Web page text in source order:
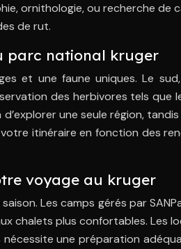
ornithologie, ou recherche de
de rut.
parc national kruger
et une faune uniques. Le
des herbivores tels que
une seule région,
itinéraire en fonction des
voyage au kruger
Les camps gérés par
chalets plus confortables. Les
une préparation